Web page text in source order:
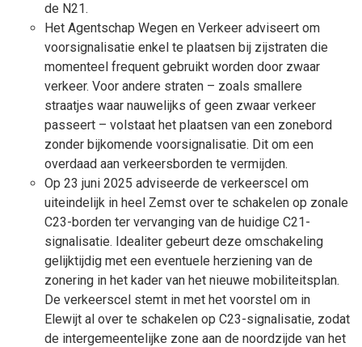
de N21.
Het Agentschap Wegen en Verkeer adviseert om
voorsignalisatie enkel te plaatsen bij zijstraten die
momenteel frequent gebruikt worden door zwaar
verkeer. Voor andere straten – zoals smallere
straatjes waar nauwelijks of geen zwaar verkeer
passeert – volstaat het plaatsen van een zonebord
zonder bijkomende voorsignalisatie. Dit om een
overdaad aan verkeersborden te vermijden.
Op 23 juni 2025 adviseerde de verkeerscel om
uiteindelijk in heel Zemst over te schakelen op zonale
C23-borden ter vervanging van de huidige C21-
signalisatie. Idealiter gebeurt deze omschakeling
gelijktijdig met een eventuele herziening van de
zonering in het kader van het nieuwe mobiliteitsplan.
De verkeerscel stemt in met het voorstel om in
Elewijt al over te schakelen op C23-signalisatie, zodat
de intergemeentelijke zone aan de noordzijde van het